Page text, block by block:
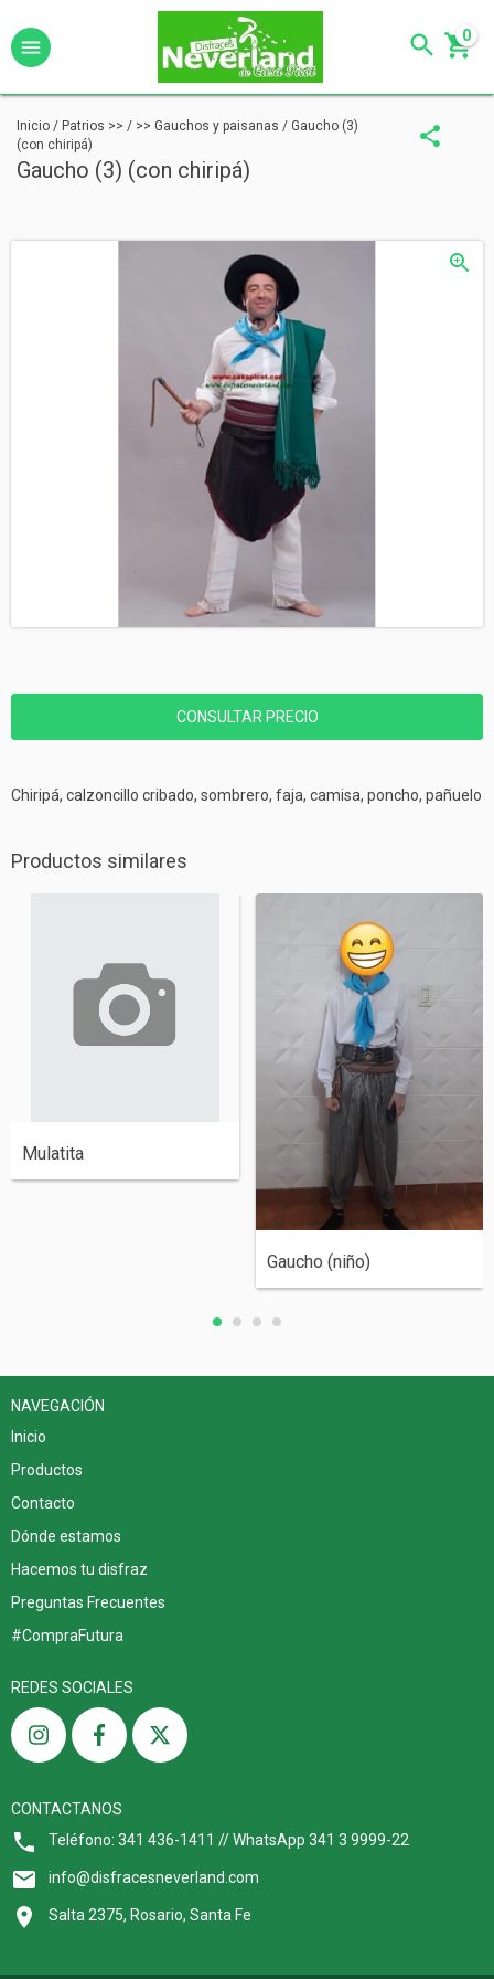
0
Inicio / Patrios >> / >> Gauchos y paisanas / Gaucho (3)
(con chiripá)
Gaucho (3) (con chiripá)
Chiripá, calzoncillo cribado, sombrero, faja, camisa, poncho, pañuelo
Productos similares
Mulatita
Gaucho (niño)
NAVEGACIÓN
Inicio
Productos
Contacto
Dónde estamos
Hacemos tu disfraz
Preguntas Frecuentes
#CompraFutura
REDES SOCIALES
CONTACTANOS
Teléfono: 341 436-1411 // WhatsApp 341 3 9999-22
info@disfracesneverland.com
Salta 2375, Rosario, Santa Fe